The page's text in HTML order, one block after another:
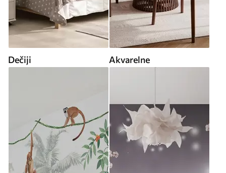
Dečiji Akvarelne